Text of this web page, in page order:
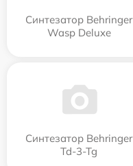
Синтезатор Behringer
Wasp Deluxe
Синтезатор Behringer
Td-3-Tg